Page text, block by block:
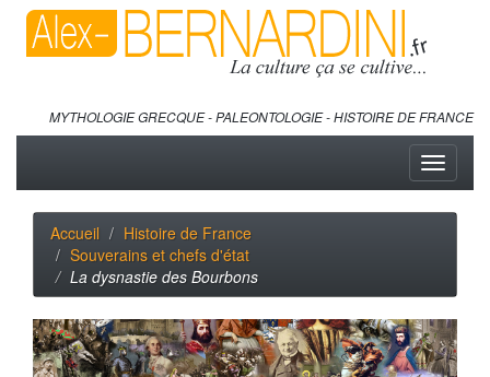
MYTHOLOGIE GRECQUE - PALEONTOLOGIE - HISTOIRE DE FRANCE
Toggle
Accueil
Histoire de France
Souverains et chefs d'état
La dysnastie des Bourbons